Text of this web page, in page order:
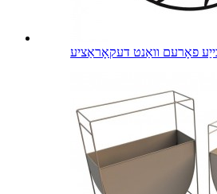
פאָרעם וואַנט דעקאָראַציע